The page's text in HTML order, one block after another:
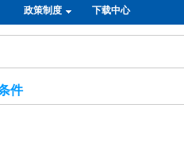
政策制度 下载中心
件